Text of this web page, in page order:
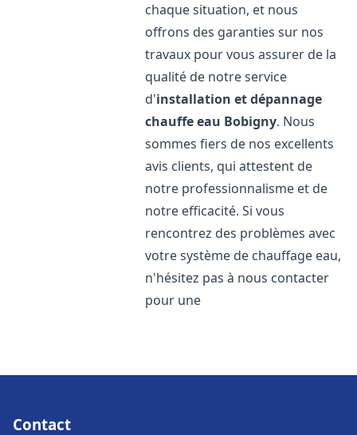
chaque situation, et nous
offrons des garanties sur nos
travaux pour vous assurer de la
qualité de notre service
d'installation et dépannage
chauffe eau Bobigny. Nous
sommes fiers de nos excellents
avis clients, qui attestent de
notre professionnalisme et de
notre efficacité. Si vous
rencontrez des problèmes avec
votre système de chauffage eau,
n'hésitez pas à nous contacter
pour une
Contact